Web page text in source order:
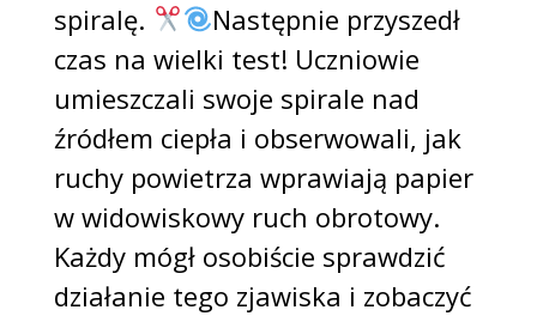
spiralę.
Następnie przyszedł
czas na wielki test! Uczniowie
umieszczali swoje spirale nad
źródłem ciepła i obserwowali, jak
ruchy powietrza wprawiają papier
w widowiskowy ruch obrotowy.
Każdy mógł osobiście sprawdzić
działanie tego zjawiska i zobaczyć